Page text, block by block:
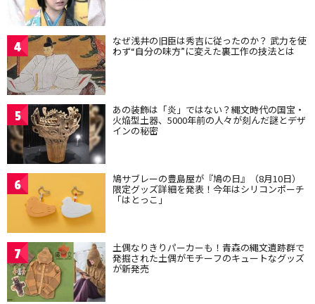
4 なぜ浅井の旧臣は秀吉に従ったのか？ 武力を使
わず“自分の味方”に変えた裏工作の技法とは
5 あの装飾は「炎」ではない？縄文時代の国宝・
火焔型土器、5000年前の人々が刻んだ謎とデザ
インの秘密
6 鳩サブレーの豊島屋が『鳩の日』（8月10日）
限定グッズ詳細を発表！今年はシリコンポーチ
「はとっこ」
7 土偶なりきりパーカーも！青森の縄文遺跡群で
発掘された土偶がモチーフのキュートなグッズ
が新発売